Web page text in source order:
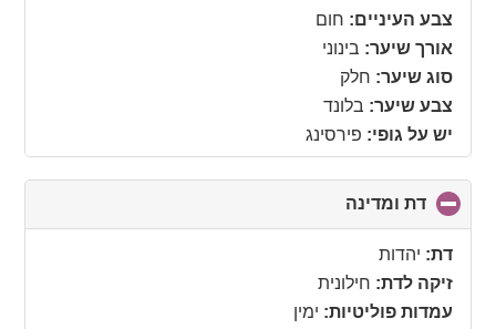
צבע העיניים: חום
אורך שיער: בינוני
סוג שיער: חלק
צבע שיער: בלונד
יש על גופי: פירסינג
דת ומדינה
to
דת: יהדות
זיקה לדת: חילונית
עמדות פוליטיות: ימין